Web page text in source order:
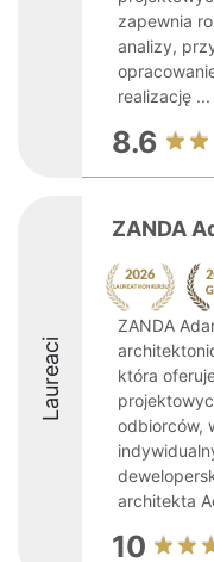
zapewnia
analizy,
realizację ...
8.6
Laureaci
ZANDA
ZANDA
która
odbiorców,
architekta
10